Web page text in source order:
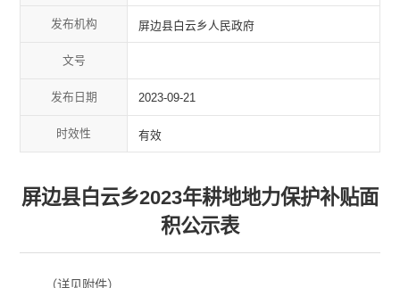
发布机构 屏边县白云乡人民政府
文号
发布日期 2023-09-21
时效性 有效
屏边县白云乡2023年耕地地力保护补贴面
积公示表